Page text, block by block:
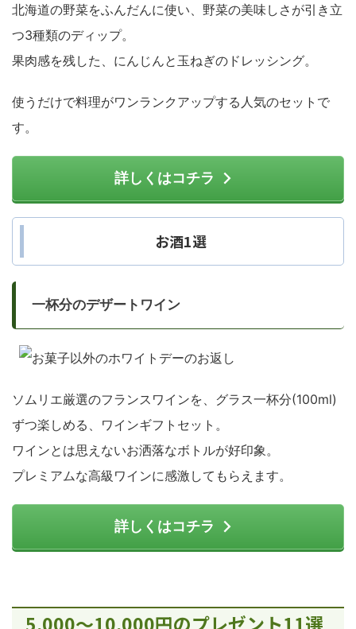
北海道の野菜をふんだんに使い、野菜の美味しさが引き立
つ3種類のディップ。
果肉感を残した、にんじんと玉ねぎのドレッシング。
使うだけで料理がワンランクアップする人気のセットで
す。
詳しくはコチラ
お酒1選
一杯分のデザートワイン
ソムリエ厳選のフランスワインを、グラス一杯分(100ml)
ずつ楽しめる、ワインギフトセット。
ワインとは思えないお洒落なボトルが好印象。
プレミアムな高級ワインに感激してもらえます。
詳しくはコチラ
5,000～10,000円のプレゼント11選